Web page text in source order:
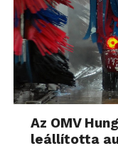
Az OMV
leállította